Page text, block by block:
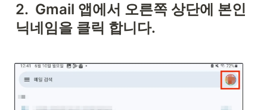
2.  Gmail 앱에서 오른쪽 상단에 본인
닉네임을 클릭 합니다.